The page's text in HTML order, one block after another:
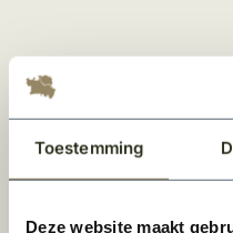
Toestemming
Deze website maakt